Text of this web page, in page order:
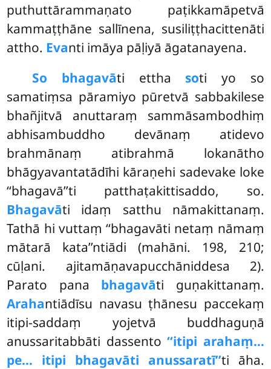
puthuttārammaṇato paṭikkamāpetvā
kammaṭṭhāne sallīnena, susiliṭṭhacittenāti
attho. Evanti imāya pāḷiyā āgatanayena.
So bhagavāti ettha soti yo so
samatiṃsa pāramiyo pūretvā sabbakilese
bhañjitvā anuttaraṃ sammāsambodhiṃ
abhisambuddho devānaṃ atidevo
brahmānaṃ atibrahmā lokanātho
bhāgyavantatādīhi kāraṇehi sadevake loke
‘‘bhagavā’’ti patthaṭakittisaddo, so.
Bhagavāti idaṃ satthu nāmakittanaṃ.
Tathā hi vuttaṃ ‘‘bhagavāti netaṃ nāmaṃ
mātarā kata’’ntiādi (mahāni. 198, 210;
cūḷani. ajitamāṇavapucchāniddesa 2).
Parato pana bhagavāti guṇakittanaṃ.
Arahantiādīsu navasu ṭhānesu paccekaṃ
itipi-saddaṃ yojetvā buddhaguṇā
anussaritabbāti dassento‘‘itipi arahaṃ…
pe… itipi bhagavāti anussaratī’’ti āha.